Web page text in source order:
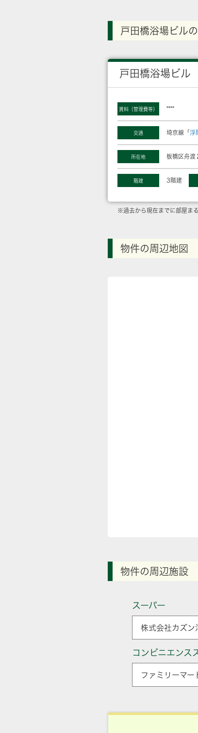
戸田橋浴場ビル
戸田橋浴場ビル
賃料（管理費等） ****
交通 埼京線「 浮
所在地 板橋区舟渡
階建 3階建
※過去から現在までに部屋ま
物件の周辺地図
物件の周辺施設
スーパー
株式会社カズ
コンビニエンス
ファミリーマ